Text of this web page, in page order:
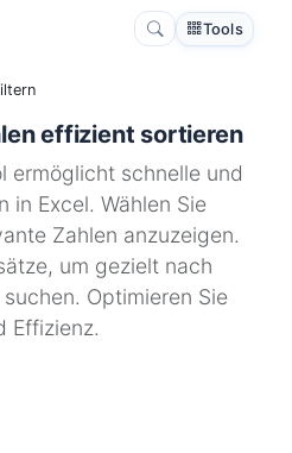
Tools
effizient sortieren
ermöglicht schnelle und
in Excel. Wählen Sie
Zahlen anzuzeigen.
um gezielt nach
Optimieren Sie
Effizienz.